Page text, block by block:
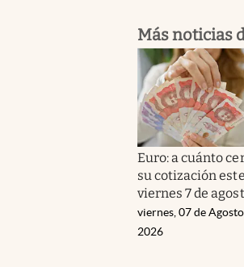
Más noticias
Euro: a cuánto
su cotización este
viernes 7 de
viernes, 07 de
2026